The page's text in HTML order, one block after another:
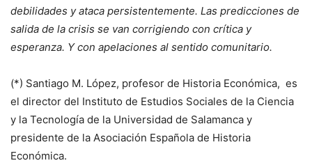
debilidades y ataca persistentemente. Las predicciones de
salida de la crisis se van corrigiendo con crítica y
esperanza. Y con apelaciones al sentido comunitario.
(*) Santiago M. López, profesor de Historia Económica, es
el director del Instituto de Estudios Sociales de la Ciencia
y la Tecnología de la Universidad de Salamanca y
presidente de la Asociación Española de Historia
Económica.